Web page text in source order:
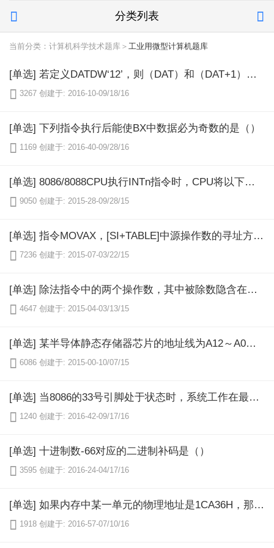
 分类列表 
当前分类：计算机科学技术题库＞ 工业用微型计算机题库
[单选] 若定义DATDW‘12’，则（DAT）和（DAT+1）两个相邻的内存单元中存放的数据是（）
 3267 创建于: 2016-10-09/18/16
[单选] 下列指令执行后能使BX中数据必为奇数的是（）
 1169 创建于: 2016-40-09/28/16
[单选] 8086/8088CPU执行INTn指令时，CPU将以下寄存器压入堆栈的顺序是（）
 9050 创建于: 2015-28-09/28/15
[单选] 指令MOVAX，[SI+TABLE]中源操作数的寻址方式是（）
 7236 创建于: 2015-07-03/22/15
[单选] 除法指令中的两个操作数，其中被除数隐含在（）
 4647 创建于: 2015-04-03/13/15
[单选] 某半导体静态存储器芯片的地址线为A12～A0，数据线D3～D0，若组成容量为64KB存储器，需要该种存储芯片的片数为（）
 6086 创建于: 2015-00-10/07/15
[单选] 当8086的33号引脚处于状态时，系统工作在最大模式。（）
 1240 创建于: 2016-42-09/17/16
[单选] 十进制数-66对应的二进制补码是（）
 3595 创建于: 2016-24-04/17/16
[单选] 如果内存中某一单元的物理地址是1CA36H，那么它的逻辑地址是（）：3056H
 1918 创建于: 2016-57-07/10/16